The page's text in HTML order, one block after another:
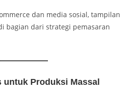
dan media sosial, tampilan
bagian dari strategi pemasaran
untuk Produksi Massal